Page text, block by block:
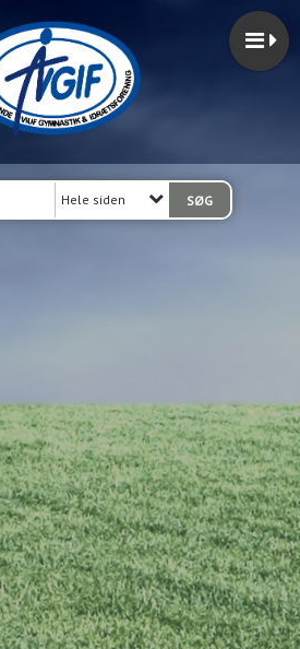
Hele siden